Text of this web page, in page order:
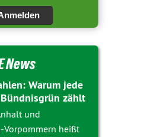
News
Warum jede
zählt
und
Vorpommern heißt